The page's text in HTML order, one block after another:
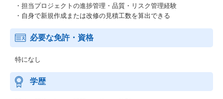
・担当プロジェクトの進捗管理・品質・リスク管理経験
・自身で新規作成または改修の見積工数を算出できる
必要な免許・資格
特になし
学歴